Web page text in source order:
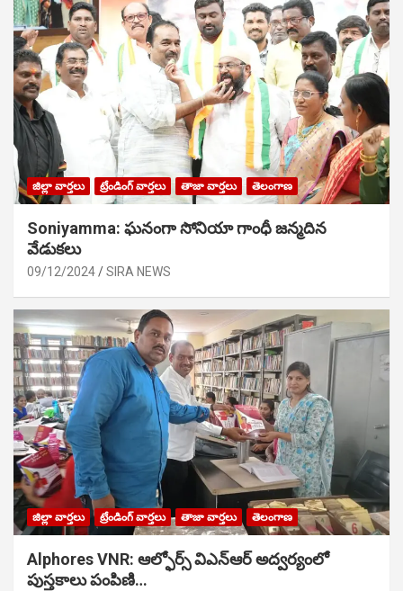
జిల్లా వార్తలు ట్రేండింగ్ వార్తలు తాజా వార్తలు తెలంగాణ
Soniyamma: ఘ‌నంగా సోనియా గాంధీ జ‌న్మ‌దిన
వేడుక‌లు
09/12/2024 SIRA NEWS
జిల్లా వార్తలు ట్రేండింగ్ వార్తలు తాజా వార్తలు తెలంగాణ
Alphores VNR: ఆల్ఫోర్స్ విఎన్ఆర్ అద్వర్యంలో
పుస్తకాలు పంపిణి…